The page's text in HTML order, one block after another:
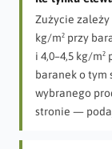
Zużycie zależy
kg/m² przy
i 4,0–4,5 kg/
baranek o tym
wybranego
stronie —